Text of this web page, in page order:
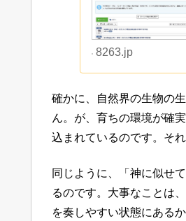
8263.jp
確かに、自然界の生物の
ん。が、育ちの環境が確
込まれているのです。そ
同じように、「神に似せ
るのです。大事なことは
を奏しやすい状態にある